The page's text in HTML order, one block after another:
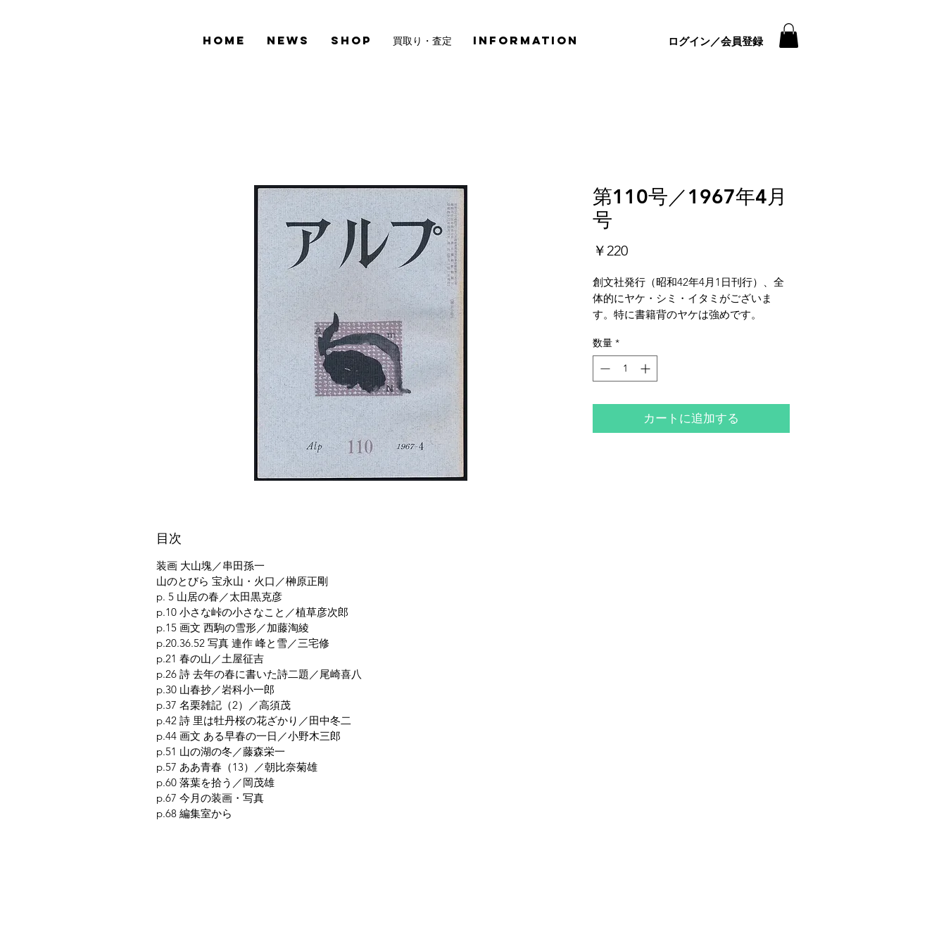
HOME NEWS SHOP 買取り・査定 INFORMATION ログイン／会員登録
第110号／1967年4月
号
￥220価
創文社発行（昭和42年4月1日刊行）、全
体的にヤケ・シミ・イタミがございま
す。特に書籍背のヤケは強めです。
数量 *
カートに追加する
目次
装画 大山塊／串田孫一
山のとびら 宝永山・火口／榊原正剛
p. 5 山居の春／太田黒克彦
p.10 小さな峠の小さなこと／植草彦次郎
p.15 画文 西駒の雪形／加藤淘綾
p.20.36.52 写真 連作 峰と雪／三宅修
p.21 春の山／土屋征吉
p.26 詩 去年の春に書いた詩二題／尾崎喜八
p.30 山春抄／岩科小一郎
p.37 名栗雑記（2）／高須茂
p.42 詩 里は牡丹桜の花ざかり／田中冬二
p.44 画文 ある早春の一日／小野木三郎
p.51 山の湖の冬／藤森栄一
p.57 ああ青春（13）／朝比奈菊雄
p.60 落葉を拾う／岡茂雄
p.67 今月の装画・写真
p.68 編集室から